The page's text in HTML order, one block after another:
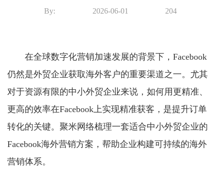
By: 2026-06-01 204
在全球数字化营销加速发展的背景下，Facebook
仍然是外贸企业获取海外客户的重要渠道之一。尤其
对于资源有限的中小外贸企业来说，如何用更精准、
更高的效率在Facebook上实现精准获客，是提升订单
转化的关键。聚米网络梳理一套适合中小外贸企业的
Facebook海外营销方案，帮助企业构建可持续的海外
营销体系。